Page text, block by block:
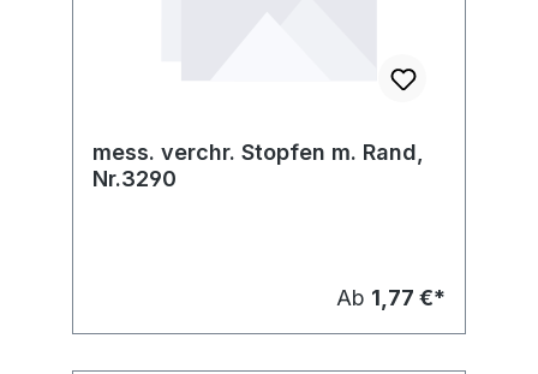
mess. verchr. Stopfen m. Rand,
Nr.3290
Ab 1,77 €*